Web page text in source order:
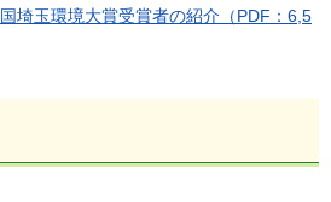
埼玉環境大賞受賞者の紹介（PDF：6,5